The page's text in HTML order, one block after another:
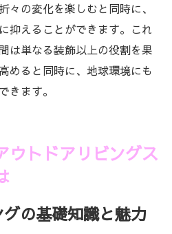
々の変化を楽しむと同時に、
抑えることができます。これ
は単なる装飾以上の役割を果
めると同時に、地球環境にも
きます。
ウトドアリビングス
の基礎知識と魅力